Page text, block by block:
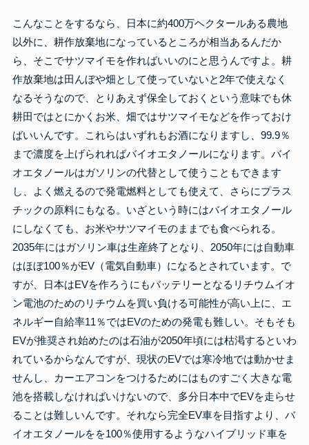
こんなことをするなら、日本に約400万ヘクタールある農地
以外に、耕作放棄地になっているところが相当あるんだか
ら、そこでサツマイモを作ればいいのにと思うんですよ。耕
作放棄地は田んぼや畑として使っていないと2年で使えなく
なるそうなので、とりあえず保全しておくという意味でも休
耕田ではとにかくお米、畑ではサツマイモなどを作っておけ
ばいいんです。これらはいずれもお酒になりますし、99.9％
まで濃度を上げられればバイオエタノールになります。バイ
オエタノールはガソリンの代替として使うこともできます
し、よく燃えるので発電燃料としても使えて、さらにプラス
チックの原料にもなる。いざという時にはバイオエタノール
にしなくても、お米やサツマイモのままでも食べられる。
2035年にはガソリン車は生産終了となり、2050年には自動車
はほぼ100％がEV（電気自動車）になるとされています。で
すが、日本はEVを作ろうにもバッテリーとなるリチウムイオ
ン電池のためのリチウムを買い負ける可能性が高い上に、エ
ネルギー自給率11％ではEVのための発電も難しい。そもそも
EVが推奨され始めたのは石油が2050年頃には枯渇するといわ
れているからなんですが、現状のEVでは寒冷地では動かせま
せんし、カーエアコンをつけるためにはものすごく大きな電
池を搭載しなければいけないので、多分日本中でEVを走らせ
ることは難しいんです。それなら完全EV車を目指すより、バ
イオエタノールをを100％使用するようなハイブリッド車を